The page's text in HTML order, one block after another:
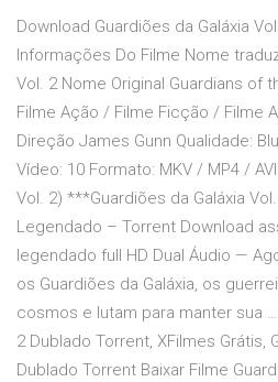
Download Guardiões da Galáxia
Informações Do Filme Nome
Vol. 2 Nome Original Guardians of
Filme Ação / Filme Ficção / Filme
Direção James Gunn Qualidade:
Vídeo: 10 Formato: MKV / MP4 /
Vol. 2) ***Guardiões da Galáxia
Legendado – Torrent Download
legendado full HD Dual Áudio —
os Guardiões da Galáxia, os
cosmos e lutam para manter sua
2 Dublado Torrent, XFilmes Grátis,
Dublado Torrent Baixar Filme